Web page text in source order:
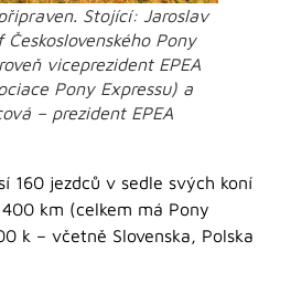
Stojící: Jaroslav
Pony
viceprezident EPEA
Pony Expressu) a
– prezident EPEA
160 jezdců v sedle svých koní
km (celkem má Pony
k – včetně Slovenska, Polska